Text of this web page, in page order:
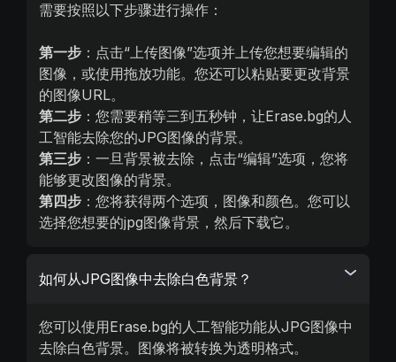
需要按照以下步骤进行操作：
第一步 ：点击“上传图像”选项并上传您想要编辑的
图像，或使用拖放功能。您还可以粘贴要更改背景
的图像URL。
第二步 ：您需要稍等三到五秒钟，让Erase.bg的人
工智能去除您的JPG图像的背景。
第三步 ：一旦背景被去除，点击“编辑”选项，您将
能够更改图像的背景。
第四步 ：您将获得两个选项，图像和颜色。您可以
选择您想要的jpg图像背景，然后下载它。
如何从JPG图像中去除白色背景？
您可以使用Erase.bg的人工智能功能从JPG图像中
去除白色背景。图像将被转换为透明格式。